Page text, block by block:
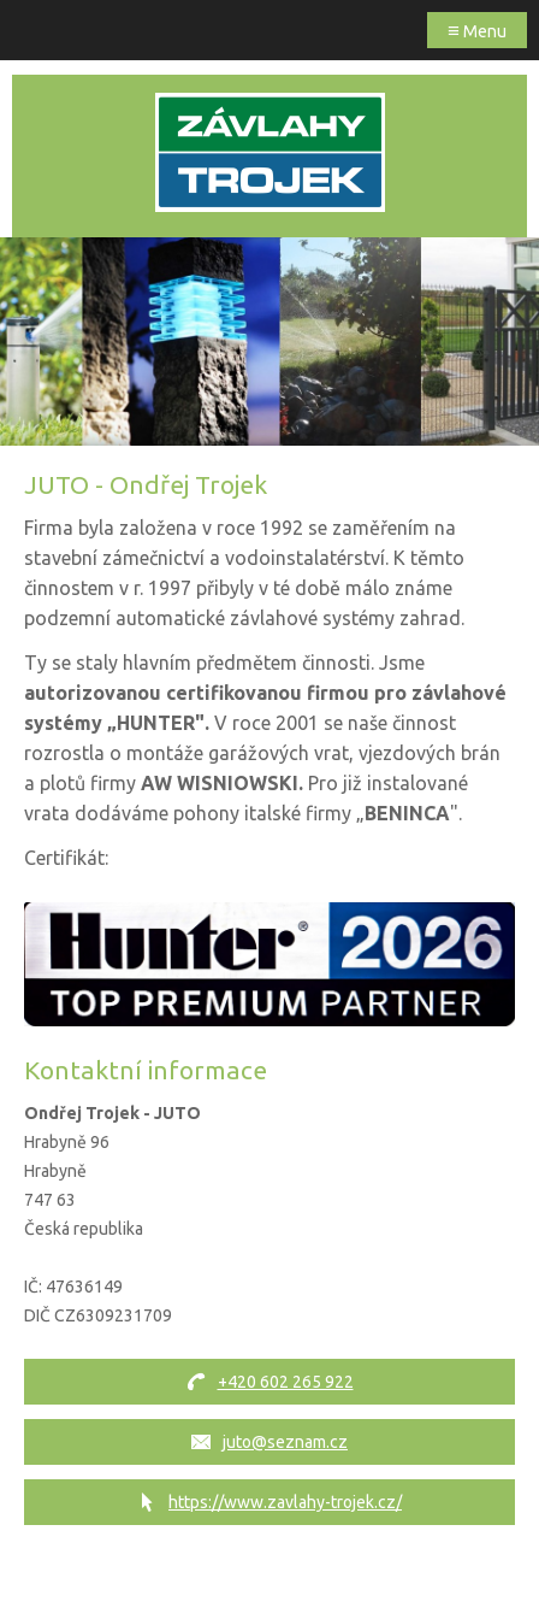
≡ Menu
JUTO - Ondřej Trojek
Firma byla založena v roce 1992 se zaměřením na
stavební zámečnictví a vodoinstalatérství. K těmto
činnostem v r. 1997 přibyly v té době málo známe
podzemní automatické závlahové systémy zahrad.
Ty se staly hlavním předmětem činnosti. Jsme
autorizovanou certifikovanou firmou pro závlahové
systémy „HUNTER". V roce 2001 se naše činnost
rozrostla o montáže garážových vrat, vjezdových brán
a plotů firmy AW WISNIOWSKI. Pro již instalované
vrata dodáváme pohony italské firmy „BENINCA".
Certifikát:
Kontaktní informace
Ondřej Trojek - JUTO
Hrabyně 96
Hrabyně
747 63
Česká republika
IČ: 47636149
DIČCZ6309231709
+420 602 265 922
juto@seznam.cz
https://www.zavlahy-trojek.cz/